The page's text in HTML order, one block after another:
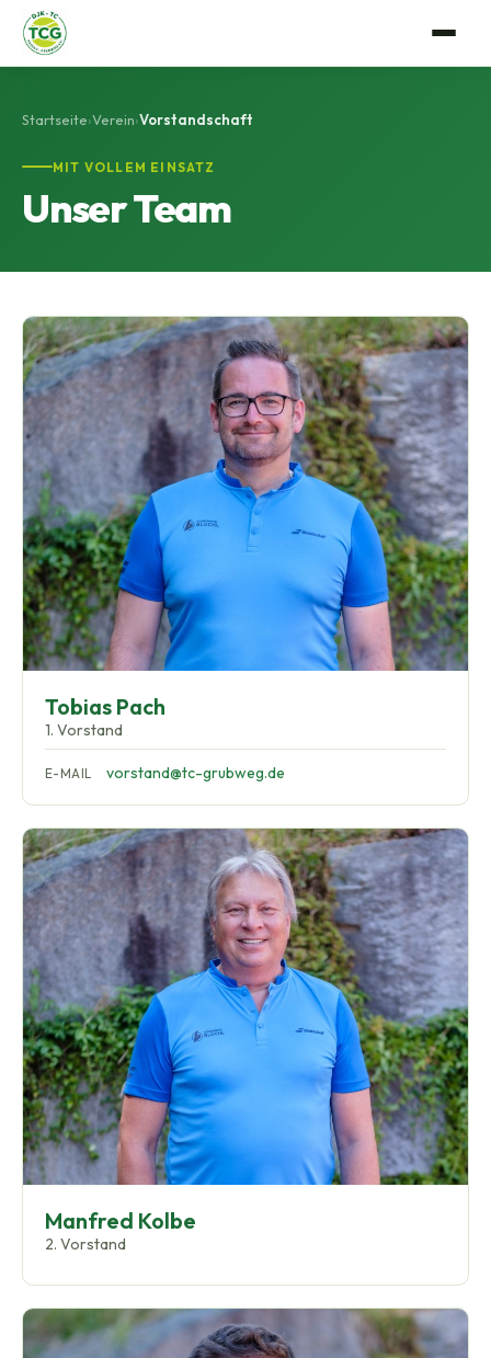
Mitgliedschaft
Geschichte
Bildergalerie
Trainerteam
Events
Platzbuchung
Startseite›Verein›Vorstandschaft
MIT VOLLEM EINSATZ
Unser Team
Tobias Pach
1. Vorstand
E-MAIL vorstand@tc-grubweg.de
Manfred Kolbe
2. Vorstand